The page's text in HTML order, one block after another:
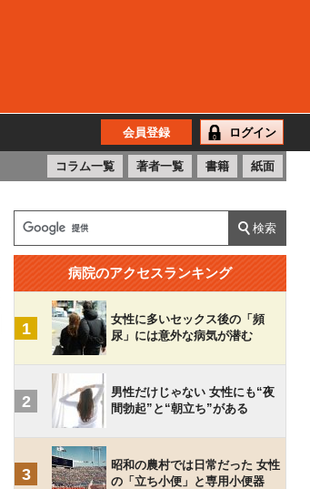
会員登録 ログイン
コラム一覧 著者一覧 書籍 紙面
病院のアクセスランキング
1
女性に多いセックス後の「頻
尿」には意外な病気が潜む
2
男性だけじゃない 女性にも“夜
間勃起”と“朝立ち”がある
3
昭和の農村では日常だった 女性
の「立ち小便」と専用小便器